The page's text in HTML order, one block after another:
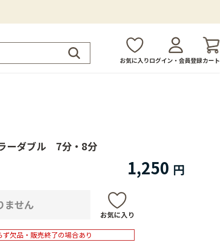
お気に入りログイン・会員登録カート
ーダブル 7分・8分
1,250
ません
お気に入り
欠品・販売終了の場合あり